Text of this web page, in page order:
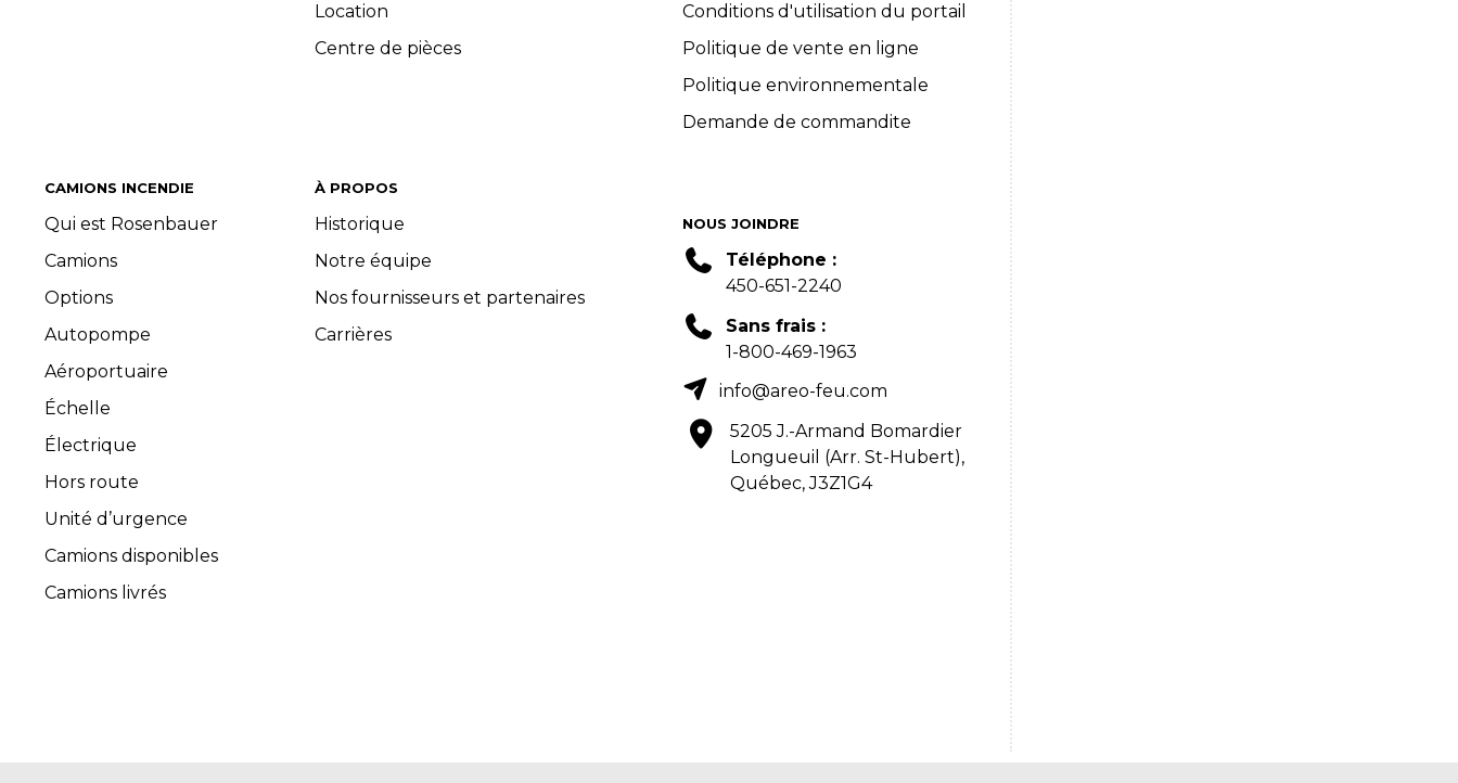
CAMIONS INCENDIE
Qui est Rosenbauer
Camions
Options
Autopompe
Aéroportuaire
Échelle
Électrique
Hors route
Unité d’urgence
Camions disponibles
Camions livrés
Location
Centre de pièces
À PROPOS
Historique
Notre équipe
Nos fournisseurs et partenaires
Carrières
Conditions d'utilisation du portail
Politique de vente en ligne
Politique environnementale
Demande de commandite
NOUS JOINDRE
Téléphone :
450-651-2240
Sans frais :
1-800-469-1963
info@areo-feu.com
5205 J.-Armand Bomardier
Longueuil (Arr. St-Hubert),
Québec, J3Z1G4